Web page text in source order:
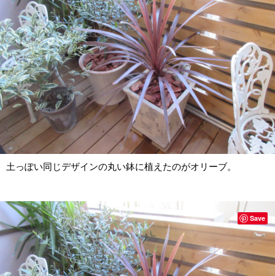
土っぽい同じデザインの丸い鉢に植えたのがオリーブ。
Save